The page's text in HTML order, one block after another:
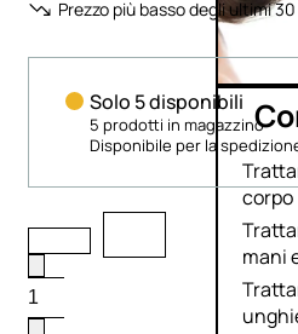
corpo
mani
Prezzo più basso degli ultimi
Solo 5 disponibili
5 prodotti in magazzino
Disponibile per la